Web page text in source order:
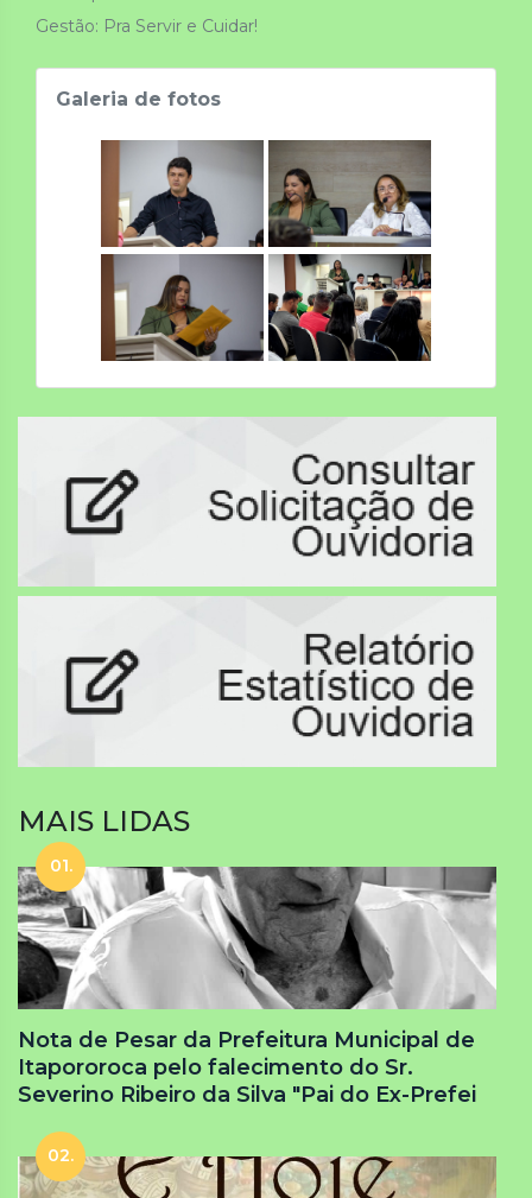
Gestão: Pra Servir e Cuidar!
Galeria de fotos
MAIS LIDAS
01.
Nota de Pesar da Prefeitura Municipal de
Itapororoca pelo falecimento do Sr.
Severino Ribeiro da Silva "Pai do Ex-Prefei
02.